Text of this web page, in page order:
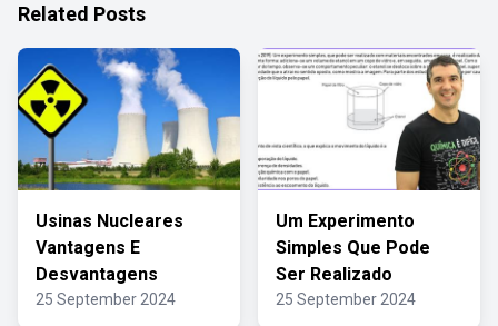
Related Posts
Usinas Nucleares
Vantagens E
Desvantagens
25 September 2024
Um Experimento
Simples Que Pode
Ser Realizado
25 September 2024